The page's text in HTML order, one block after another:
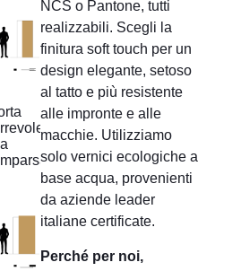
a
NCS o Pantone, tutti
realizzabili. Scegli la
finitura soft touch per un
design elegante, setoso
al tatto e più resistente
alle impronte e alle
macchie. Utilizziamo
solo vernici ecologiche a
base acqua, provenienti
da aziende leader
italiane certificate.
Perché per noi,